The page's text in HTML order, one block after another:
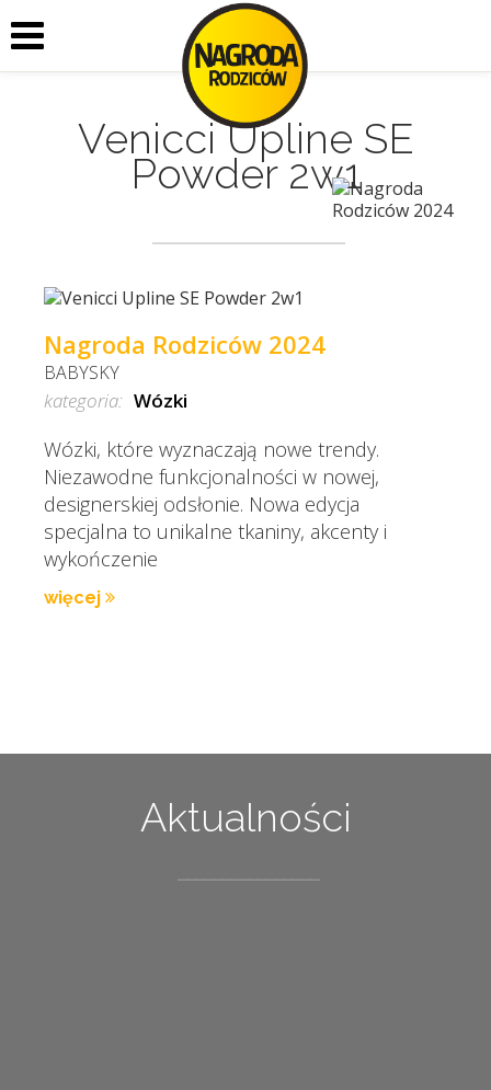
Venicci Upline SE
Powder 2w1
Nagroda Rodziców 2024
BABYSKY
kategoria: Wózki
Wózki, które wyznaczają nowe trendy.
Niezawodne funkcjonalności w nowej,
designerskiej odsłonie. Nowa edycja
specjalna to unikalne tkaniny, akcenty i
wykończenie
więcej
Aktualności